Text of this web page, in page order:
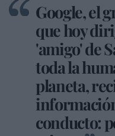
Google, el
que hoy
'amigo' de
toda la
planeta,
conducto: